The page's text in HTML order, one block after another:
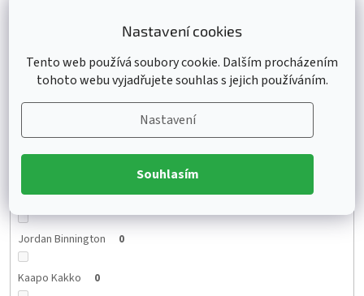
Nastavení cookies
Tento web používá soubory cookie. Dalším procházením
tohoto webu vyjadřujete souhlas s jejich používáním.
Nastavení
Souhlasím
Brady Tkachuk 0
Anthony Cirelli
Yanni Gourde
Jordan Binnington 0
Kaapo Kakko 0